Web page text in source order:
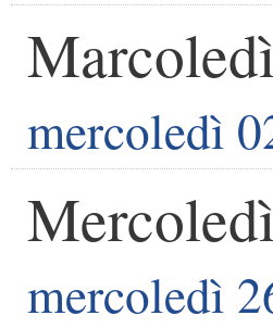
mercoledì
mercoledì